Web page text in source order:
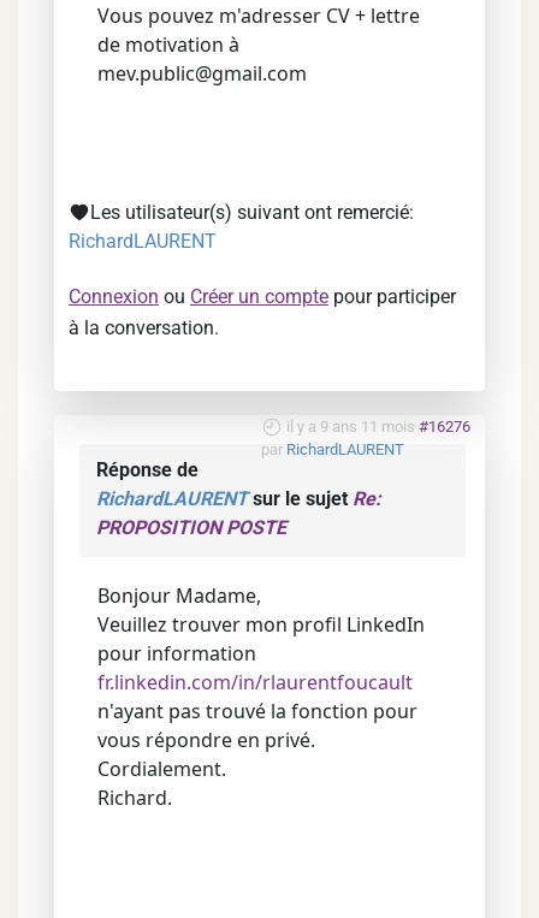
Vous pouvez m'adresser CV + lettre
de motivation à
mev.public@gmail.com
Les utilisateur(s) suivant ont remercié:
RichardLAURENT
Connexion ou Créer un compte pour participer
à la conversation.
il y a 9 ans 11 mois #16276
par RichardLAURENT
Réponse de
RichardLAURENTsur le sujet Re:
PROPOSITION POSTE
Bonjour Madame,
Veuillez trouver mon profil LinkedIn
pour information
fr.linkedin.com/in/rlaurentfoucault
n'ayant pas trouvé la fonction pour
vous répondre en privé.
Cordialement.
Richard.